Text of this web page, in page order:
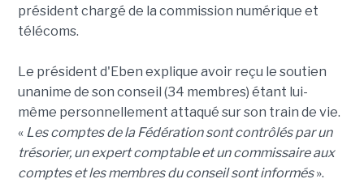
président chargé de la commission numérique et
télécoms.
Le président d'Eben explique avoir reçu le soutien
unanime de son conseil (34 membres) étant lui-
même personnellement attaqué sur son train de vie.
« Les comptes de la Fédération sont contrôlés par un
trésorier, un expert comptable et un commissaire aux
comptes et les membres du conseil sont informés».